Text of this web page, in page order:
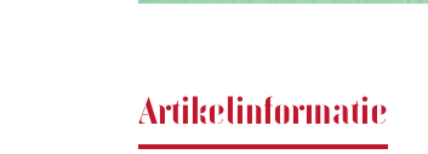
Artikelinformatie